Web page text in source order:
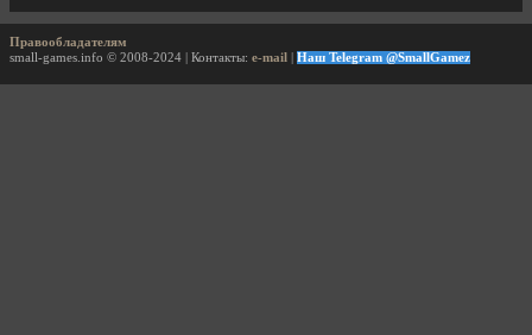
Правообладателям
small-games.info © 2008-2024 | Контакты: e-mail Наш Telegram @SmallGamez